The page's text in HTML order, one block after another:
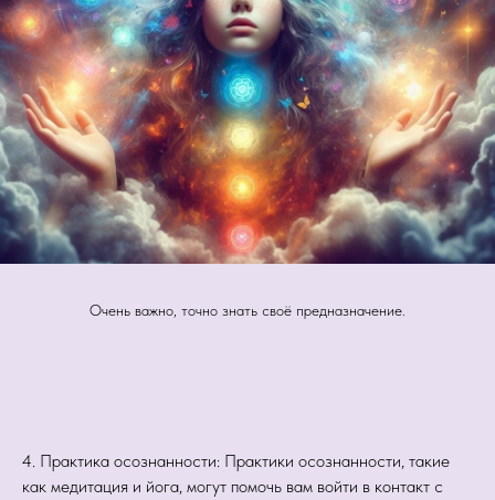
Очень важно, точно знать своё предназначение.
4. Практика осознанности: Практики осознанности, такие
как медитация и йога, могут помочь вам войти в контакт с